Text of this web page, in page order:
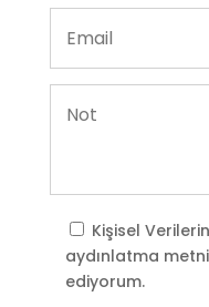
Kişisel
aydınlatma
ediyorum.